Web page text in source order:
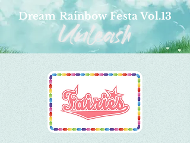
Dream Rainbow Festa Vol.13